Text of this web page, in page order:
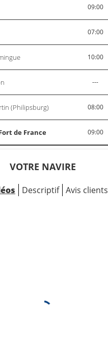
09:00
07:00
10:00
---
(Philipsburg) 08:00
de France 09:00
VOTRE NAVIRE
Descriptif Avis clients